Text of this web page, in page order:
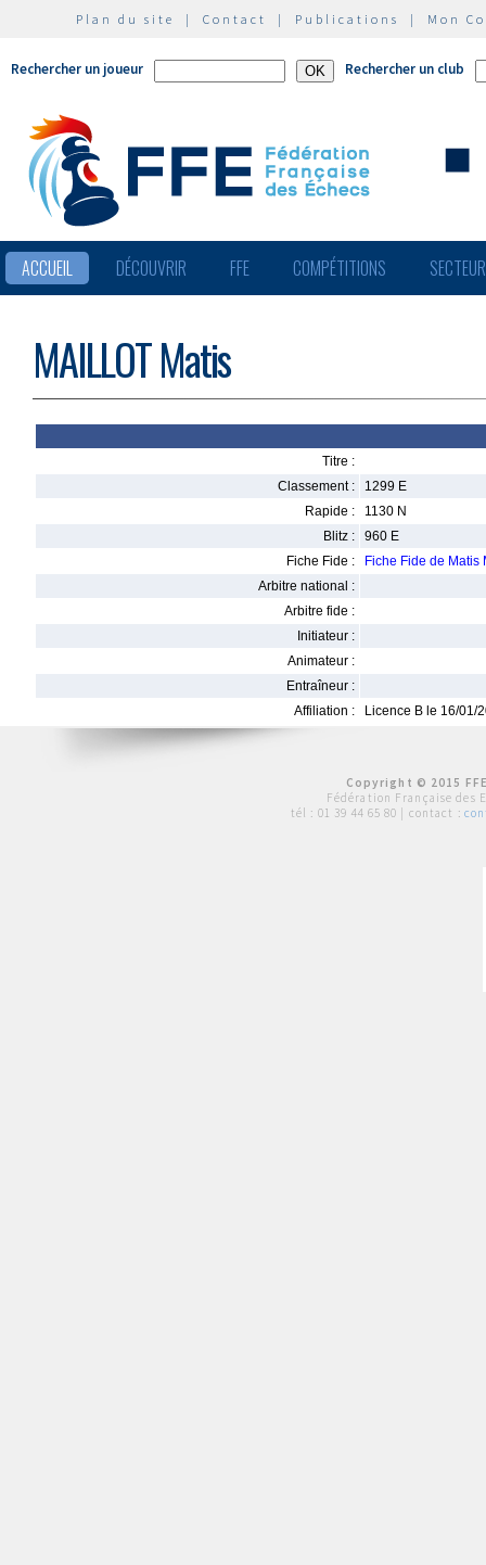
Plan du site | Contact | Publications | Mon
Rechercher un joueur Rechercher un club
ACCUEIL DÉCOUVRIR FFE COMPÉTITIONS
MAILLOT Matis
Titre :
Classement :
1299 E
Rapide :
1130 N
Blitz :
960 E
Fiche Fide :
Fiche Fide de Matis
Arbitre national :
Arbitre fide :
Initiateur :
Animateur :
Entraîneur :
Affiliation :
Licence B le 16/01/
Copyright © 2015
Fédération Française des
tél : 01 39 44 65 80 | contact :